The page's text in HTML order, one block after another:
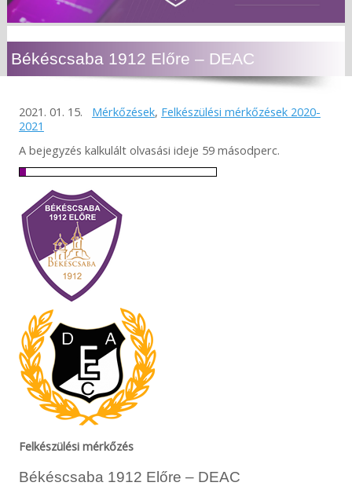
Békéscsaba 1912 Előre – DEAC
2021. 01. 15. Mérkőzések, Felkészülési mérkőzések 2020-
2021
A bejegyzés kalkulált olvasási ideje 59 másodperc.
Felkészülési mérkőzés
Békéscsaba 1912 Előre – DEAC